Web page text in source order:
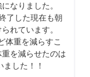
なりました。
了した現在も朝
れています。
体重を減らすこ
を減らせたのは
した！！